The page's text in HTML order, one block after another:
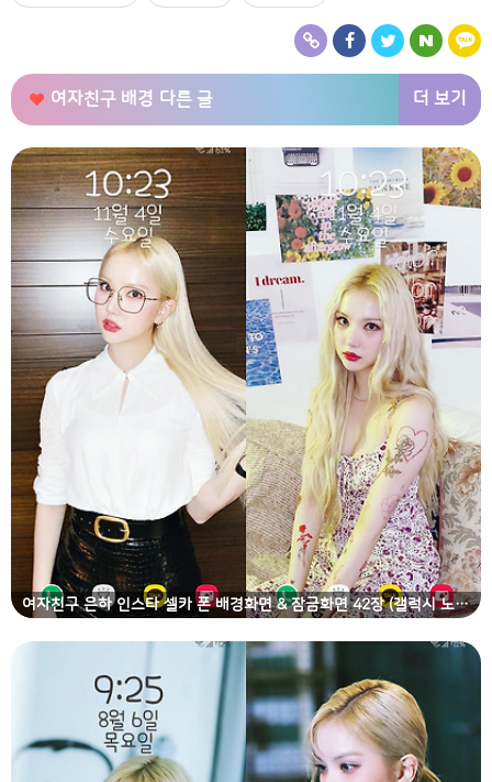
여자친구 배경 다른 글 더 보기
여자친구 은하 인스타 셀카 폰 배경화면 & 잠금화면 42장 (갤럭시 노트8, 노트9, S8, S9)